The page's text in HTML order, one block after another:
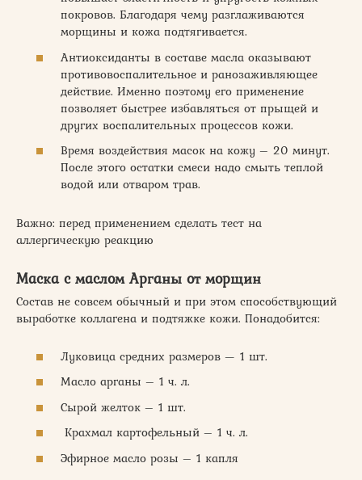
покровов. Благодаря чему разглаживаются
морщины и кожа подтягивается.
Антиоксиданты в составе масла оказывают
противовоспалительное и ранозаживляющее
действие. Именно поэтому его применение
позволяет быстрее избавляться от прыщей и
других воспалительных процессов кожи.
Время воздействия масок на кожу – 20 минут.
После этого остатки смеси надо смыть теплой
водой или отваром трав.
Важно: перед применением сделать тест на
аллергическую реакцию
Маска с маслом Арганы от морщин
Состав не совсем обычный и при этом способствующий
выработке коллагена и подтяжке кожи. Понадобится:
Луковица средних размеров — 1 шт.
Масло арганы – 1 ч. л.
Сырой желток – 1 шт.
Крахмал картофельный – 1 ч. л.
Эфирное масло розы – 1 капля